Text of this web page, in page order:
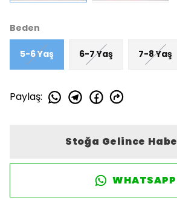
Beden
5-6 Yaş 6-7 Yaş 7-8 Yaş
Paylaş:
Stoğa Gelince
WHATSAPP